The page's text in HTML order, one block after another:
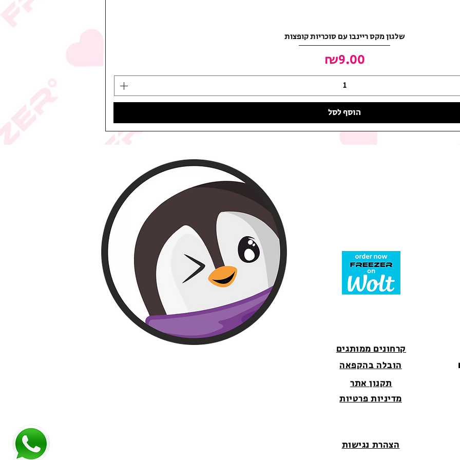
שלגון מקס ריינבו עם סוכריות קופצות
מחיר
₪9.00
הוסף לסל
קרחונים ממותגים
הובלה בהקפאה
תקנון אתר
מדיניות פרטיות
הצהרת נגישות